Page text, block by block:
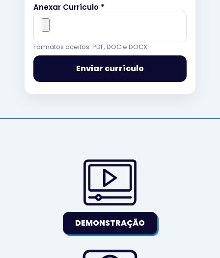
Anexar Currículo *
Formatos aceitos: PDF, DOC e DOCX.
Enviar currículo
DEMONSTRAÇÃO